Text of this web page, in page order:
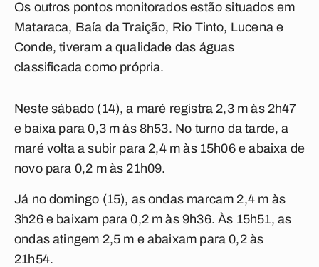
Os outros pontos monitorados estão situados em
Mataraca, Baía da Traição, Rio Tinto, Lucena e
Conde, tiveram a qualidade das águas
classificada como própria.
Neste sábado (14), a maré registra 2,3 m às 2h47
e baixa para 0,3 m às 8h53. No turno da tarde, a
maré volta a subir para 2,4 m às 15h06 e abaixa de
novo para 0,2 m às 21h09.
Já no domingo (15), as ondas marcam 2,4 m às
3h26 e baixam para 0,2 m às 9h36. Às 15h51, as
ondas atingem 2,5 m e abaixam para 0,2 às
21h54.